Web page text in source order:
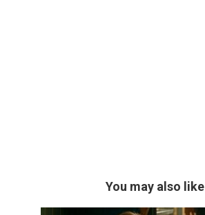
You may also like